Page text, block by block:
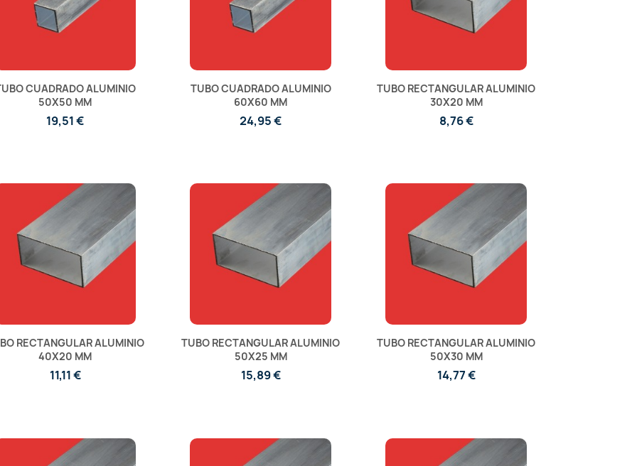
CUADRADO ALUMINIO
50X50 MM
19,51 €
TUBO CUADRADO ALUMINIO
60X60 MM
24,95 €
TUBO RECTANGULAR ALUMINIO
30X20 MM
8,76 €
RECTANGULAR ALUMINIO
40X20 MM
11,11 €
TUBO RECTANGULAR ALUMINIO
50X25 MM
15,89 €
TUBO RECTANGULAR ALUMINIO
50X30 MM
14,77 €